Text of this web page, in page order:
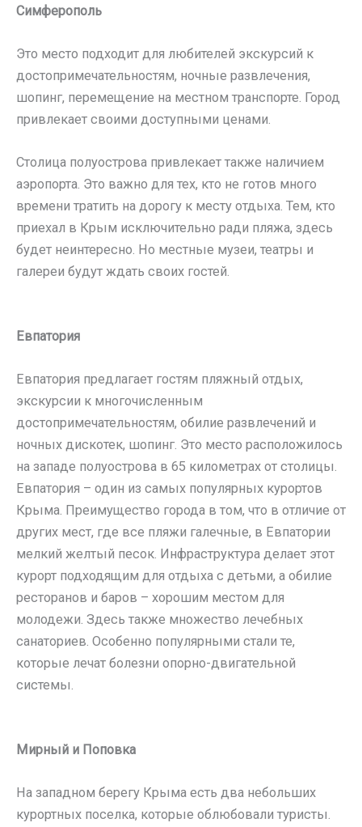
Симферополь
Это место подходит для любителей экскурсий к
достопримечательностям, ночные развлечения,
шопинг, перемещение на местном транспорте. Город
привлекает своими доступными ценами.
Столица полуострова привлекает также наличием
аэропорта. Это важно для тех, кто не готов много
времени тратить на дорогу к месту отдыха. Тем, кто
приехал в Крым исключительно ради пляжа, здесь
будет неинтересно. Но местные музеи, театры и
галереи будут ждать своих гостей.
Евпатория
Евпатория предлагает гостям пляжный отдых,
экскурсии к многочисленным
достопримечательностям, обилие развлечений и
ночных дискотек, шопинг. Это место расположилось
на западе полуострова в 65 километрах от столицы.
Евпатория – один из самых популярных курортов
Крыма. Преимущество города в том, что в отличие от
других мест, где все пляжи галечные, в Евпатории
мелкий желтый песок. Инфраструктура делает этот
курорт подходящим для отдыха с детьми, а обилие
ресторанов и баров – хорошим местом для
молодежи. Здесь также множество лечебных
санаториев. Особенно популярными стали те,
которые лечат болезни опорно-двигательной
системы.
Мирный и Поповка
На западном берегу Крыма есть два небольших
курортных поселка, которые облюбовали туристы.